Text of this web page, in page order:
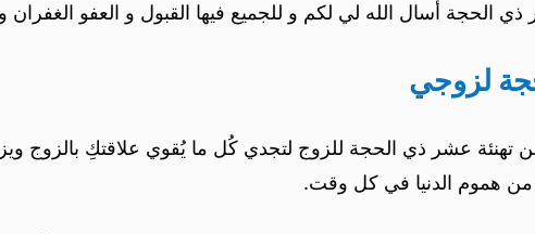
أسال الله لي لكم و للجميع فيها القبول و العفو الغفران
لزوجي
تهنئة عشر ذي الحجة للزوج لتجدي كُل ما يُقوي علاقتكِ بالزوج
من هموم الدنيا في كل وقت.